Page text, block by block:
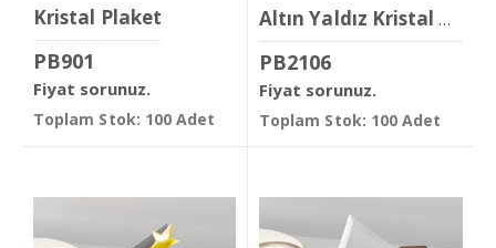
Kristal Plaket
PB901
Fiyat sorunuz.
Toplam Stok: 100 Adet
Altın Yaldız Kristal Plaket
PB2106
Fiyat sorunuz.
Toplam Stok: 100 Adet